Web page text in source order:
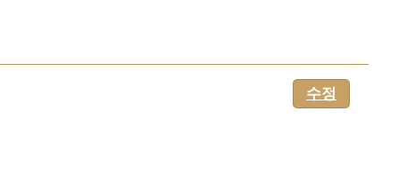
수정